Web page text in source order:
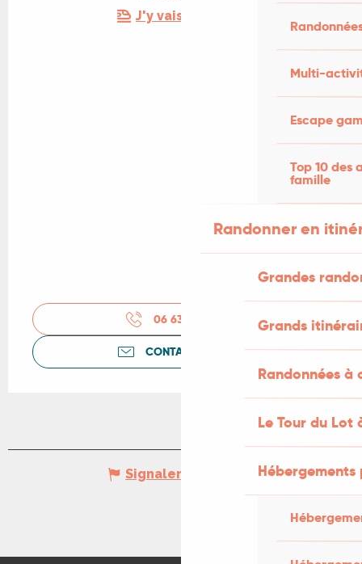
Multi-
Escape
Top 10 des
famille
Randonner en
Grandes
Grands
Randonnées
Le Tour du Lot
J'y vais en train !
06 63 18 80
CONTACTEZ-NOUS
Signaler une erreur